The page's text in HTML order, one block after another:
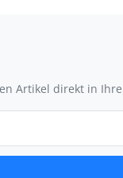
Artikel direkt in